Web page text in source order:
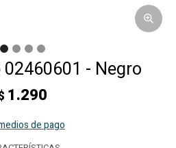
- Negro
1.290
de pago